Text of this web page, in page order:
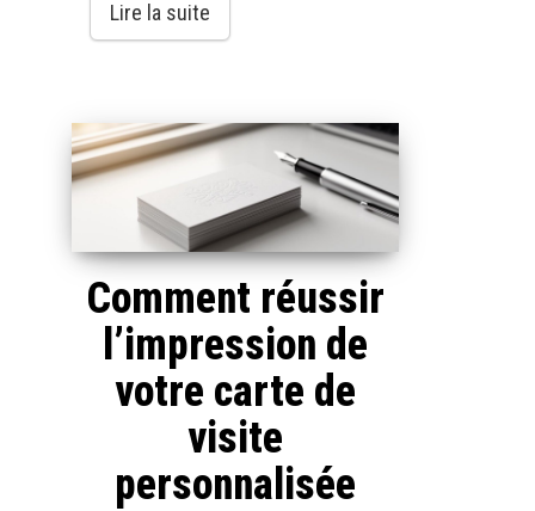
Lire la suite
Comment réussir
l’impression de
votre carte de
visite
personnalisée